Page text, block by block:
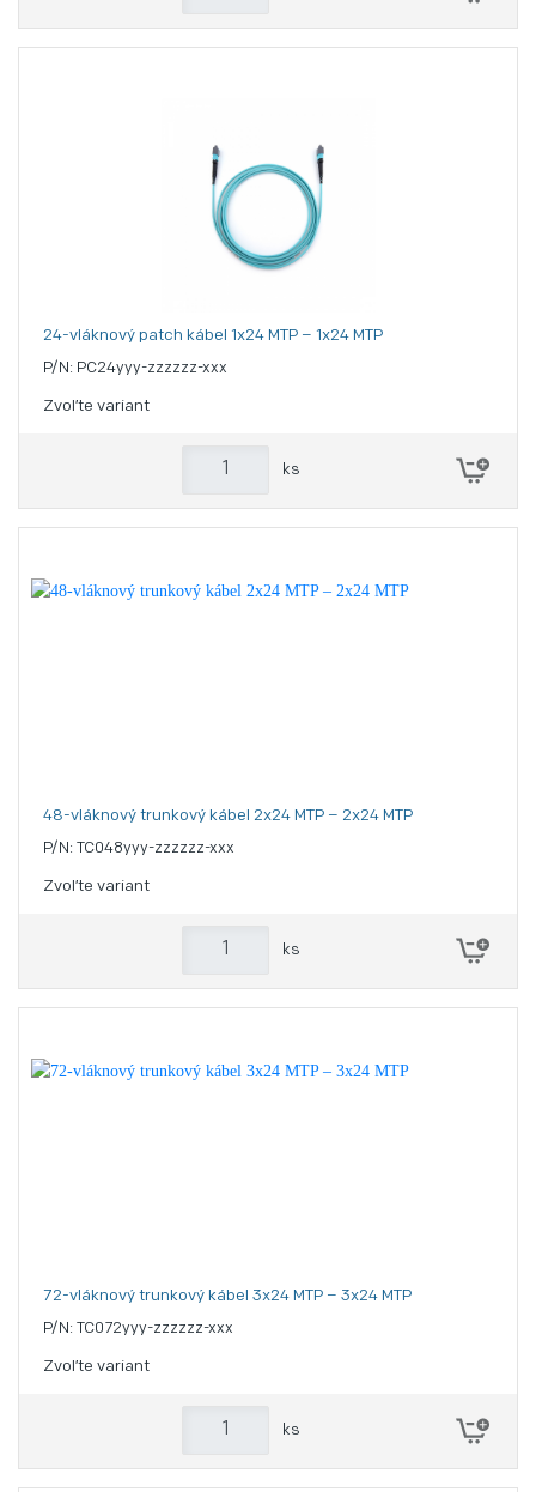
24-vláknový patch kábel 1x24 MTP – 1x24 MTP
P/N: PC24yyy-zzzzzz-xxx
Zvoľte variant
ks
48-vláknový trunkový kábel 2x24 MTP – 2x24 MTP
P/N: TC048yyy-zzzzzz-xxx
Zvoľte variant
ks
72-vláknový trunkový kábel 3x24 MTP – 3x24 MTP
P/N: TC072yyy-zzzzzz-xxx
Zvoľte variant
ks